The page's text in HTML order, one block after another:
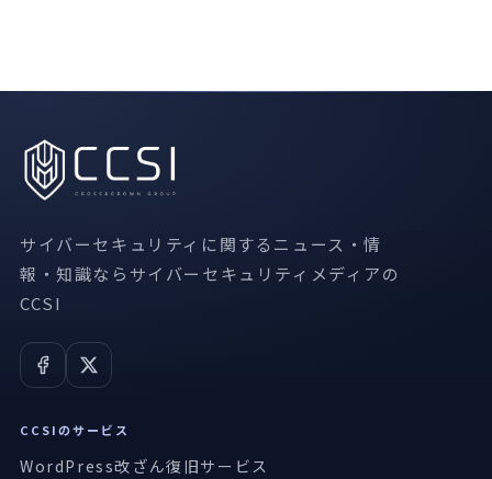
サイバーセキュリティに関するニュース・情
報・知識ならサイバーセキュリティメディアの
CCSI
CCSIのサービス
WordPress改ざん復旧サービス